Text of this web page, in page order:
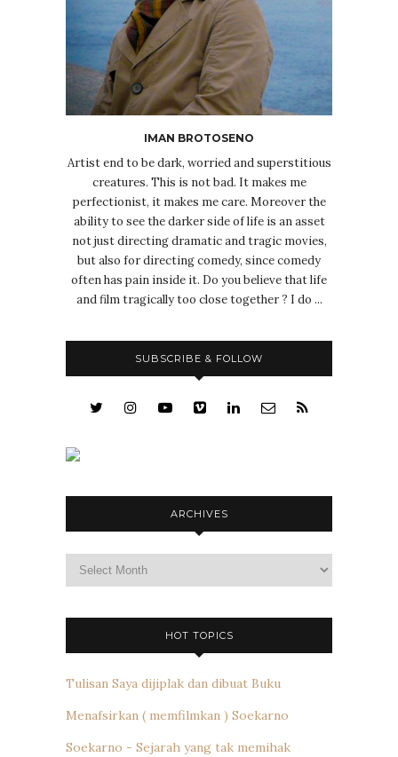
IMAN BROTOSENO
Artist end to be dark, worried and superstitious
creatures. This is not bad. It makes me
perfectionist, it makes me care. Moreover the
ability to see the darker side of life is an asset
not just directing dramatic and tragic movies,
but also for directing comedy, since comedy
often has pain inside it. Do you believe that life
and film tragically too close together ? I do ...
SUBSCRIBE & FOLLOW
ARCHIVES
HOT TOPICS
Tulisan Saya dijiplak dan dibuat Buku
Menafsirkan ( memfilmkan ) Soekarno
Soekarno - Sejarah yang tak memihak